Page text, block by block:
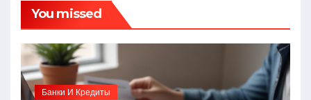
You missed
Банки И Кредиты